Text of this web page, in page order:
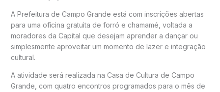
A Prefeitura de Campo Grande está com inscrições abertas
para uma oficina gratuita de forró e chamamé, voltada a
moradores da Capital que desejam aprender a dançar ou
simplesmente aproveitar um momento de lazer e integração
cultural.
A atividade será realizada na Casa de Cultura de Campo
Grande , com quatro encontros programados para o mês de